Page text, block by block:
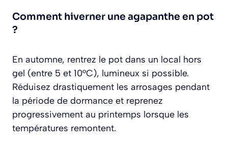
Comment hiverner une agapanthe en pot
?
En automne, rentrez le pot dans un local hors
gel (entre 5 et 10°C), lumineux si possible.
Réduisez drastiquement les arrosages pendant
la période de dormance et reprenez
progressivement au printemps lorsque les
températures remontent.